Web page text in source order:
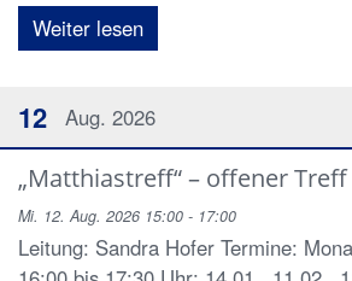
Weiter lesen
12 Aug. 2026
„Matthiastreff“ – offener
Mi. 12. Aug. 2026 15:00 - 17:00
Leitung: Sandra Hofer Termine: